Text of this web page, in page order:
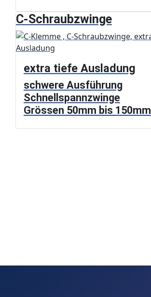
C-Schraubzwinge
extra tiefe Ausladung
schwere Ausführung
Schnellspannzwinge
Grössen 50mm bis 150mm